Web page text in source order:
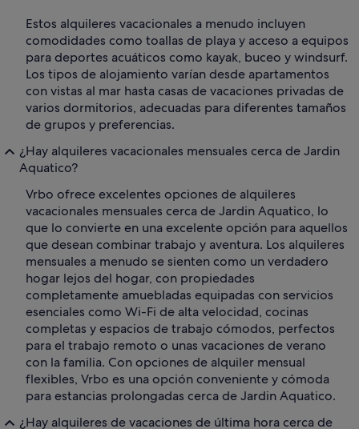
Estos alquileres vacacionales a menudo incluyen
comodidades como toallas de playa y acceso a equipos
para deportes acuáticos como kayak, buceo y windsurf.
Los tipos de alojamiento varían desde apartamentos
con vistas al mar hasta casas de vacaciones privadas de
varios dormitorios, adecuadas para diferentes tamaños
de grupos y preferencias.
¿Hay alquileres vacacionales mensuales cerca de Jardin
Aquatico?
Vrbo ofrece excelentes opciones de alquileres
vacacionales mensuales cerca de Jardin Aquatico, lo
que lo convierte en una excelente opción para aquellos
que desean combinar trabajo y aventura. Los alquileres
mensuales a menudo se sienten como un verdadero
hogar lejos del hogar, con propiedades
completamente amuebladas equipadas con servicios
esenciales como Wi-Fi de alta velocidad, cocinas
completas y espacios de trabajo cómodos, perfectos
para el trabajo remoto o unas vacaciones de verano
con la familia. Con opciones de alquiler mensual
flexibles, Vrbo es una opción conveniente y cómoda
para estancias prolongadas cerca de Jardin Aquatico.
¿Hay alquileres de vacaciones de última hora cerca de